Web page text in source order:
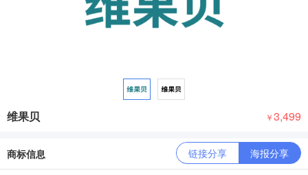
维果贝 ￥3,499
商标信息 链接分享 海报分享